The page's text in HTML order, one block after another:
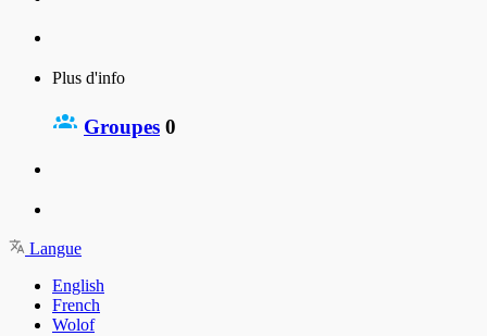
Plus d'info
Groupes 0
Langue
English
French
Wolof